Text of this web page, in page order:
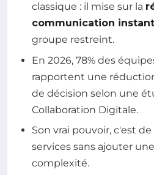
classique : il mise sur la
communication
groupe restreint.
En 2026, 78% des
rapportent une
de décision selon une
Collaboration Digitale.
Son vrai pouvoir, c'est
services sans ajouter
complexité.